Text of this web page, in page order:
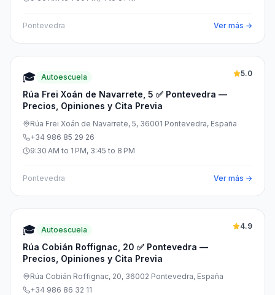
Pontevedra Ver más →
🎓 Autoescuela
Rúa Frei Xoán de Navarrete, 5 ✅ Pontevedra —
Precios, Opiniones y Cita Previa
5.0
Rúa Frei Xoán de Navarrete, 5, 36001 Pontevedra, España
+34 986 85 29 26
9:30 AM to 1 PM, 3:45 to 8 PM
Pontevedra Ver más →
🎓 Autoescuela
Rúa Cobián Roffignac, 20 ✅ Pontevedra —
Precios, Opiniones y Cita Previa
4.9
Rúa Cobián Roffignac, 20, 36002 Pontevedra, España
+34 986 86 32 11